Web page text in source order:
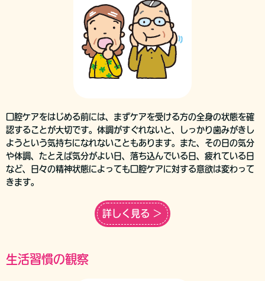
口腔ケアをはじめる前には、まずケアを受ける方の全身の状態を確
認することが大切です。体調がすぐれないと、しっかり歯みがきし
ようという気持ちになれないこともあります。また、その日の気分
や体調、たとえば気分がよい日、落ち込んでいる日、疲れている日
など、日々の精神状態によっても口腔ケアに対する意欲は変わって
きます。
詳しく見る ＞
生活習慣の観察